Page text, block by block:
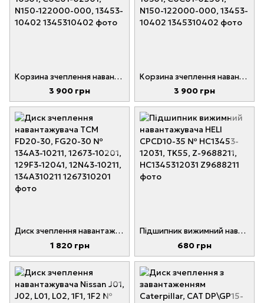
Корзина зчеплення навантажувача Hangcha (HC) CPCD10-35 № 137Z3-10301, C0C01-02501, N150-122000-000, 13453-10402
3 900 грн
Корзина зчеплення навантажувача HELI CPCD10-35 № 137Z3-10301, C0C01-02501, N150-122000-000, 13453-10402
3 900 грн
Диск зчеплення навантажувача TCM FD20-30, FG20-30 № 134A3-10211, 12673-10201, 129F3-12041, 12N43-10211, 134A310211
1 820 грн
Підшипник вижимний навантажувача HELI CPCD10-35 № HC13453-12031, TK55, Z-9688211, HC1345312031
680 грн